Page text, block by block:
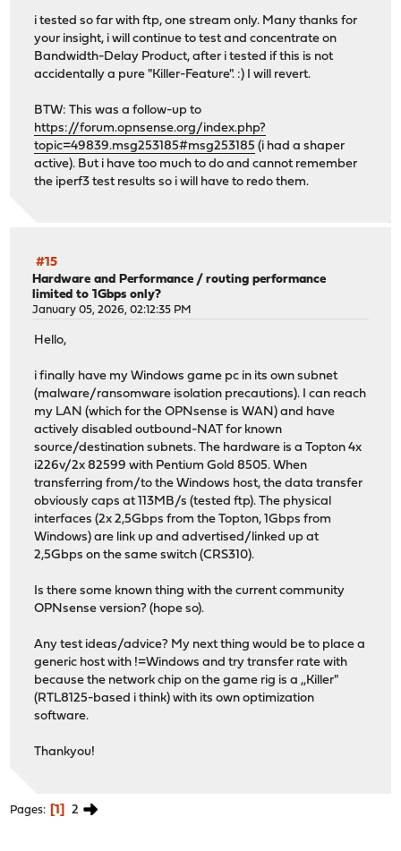
i tested so far with ftp, one stream only. Many thanks for
your insight, i will continue to test and concentrate on
Bandwidth-Delay Product, after i tested if this is not
accidentally a pure "Killer-Feature". :) I will revert.
BTW: This was a follow-up to
https://forum.opnsense.org/index.php?
topic=49839.msg253185#msg253185 (i had a shaper
active). But i have too much to do and cannot remember
the iperf3 test results so i will have to redo them.
#15
Hardware and Performance /routing performance
limited to 1Gbps only?
January 05, 2026, 02:12:35 PM
Hello,
i finally have my Windows game pc in its own subnet
(malware/ransomware isolation precautions). I can reach
my LAN (which for the OPNsense is WAN) and have
actively disabled outbound-NAT for known
source/destination subnets. The hardware is a Topton 4x
i226v/2x 82599 with Pentium Gold 8505. When
transferring from/to the Windows host, the data transfer
obviously caps at 113MB/s (tested ftp). The physical
interfaces (2x 2,5Gbps from the Topton, 1Gbps from
Windows) are link up and advertised/linked up at
2,5Gbps on the same switch (CRS310).
Is there some known thing with the current community
OPNsense version? (hope so).
Any test ideas/advice? My next thing would be to place a
generic host with !=Windows and try transfer rate with
because the network chip on the game rig is a ,,Killer"
(RTL8125-based i think) with its own optimization
software.
Thankyou!
Pages 1 2